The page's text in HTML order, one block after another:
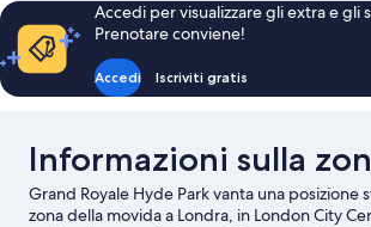
Accedi per visualizzare gli extra e gli
Prenotare conviene!
Accedi Iscriviti gratis
Informazioni sulla
Grand Royale Hyde Park vanta una posizione
zona della movida a Londra, in London City